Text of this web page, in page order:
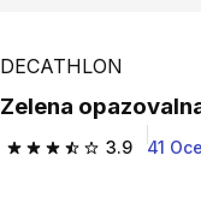
DECATHLON
Zelena
3.9
3.9 od 5 zvezdic41